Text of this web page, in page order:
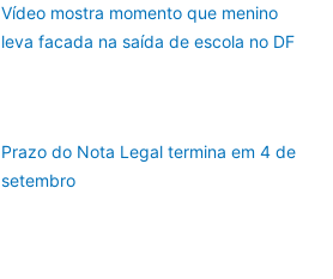
Vídeo mostra momento que menino
leva facada na saída de escola no DF
Prazo do Nota Legal termina em 4 de
setembro